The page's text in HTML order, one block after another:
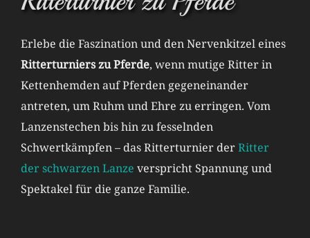
Erlebe die Faszination und den Nervenkitzel eines
Ritterturniers zu Pferde, wenn mutige Ritter in
Kettenhemden auf Pferden gegeneinander
antreten, um Ruhm und Ehre zu erringen. Vom
Lanzenstechen bis hin zu fesselnden
Schwertkämpfen – das Ritterturnier derRitter
der schwarzen Lanze verspricht Spannung und
Spektakel für die ganze Familie.